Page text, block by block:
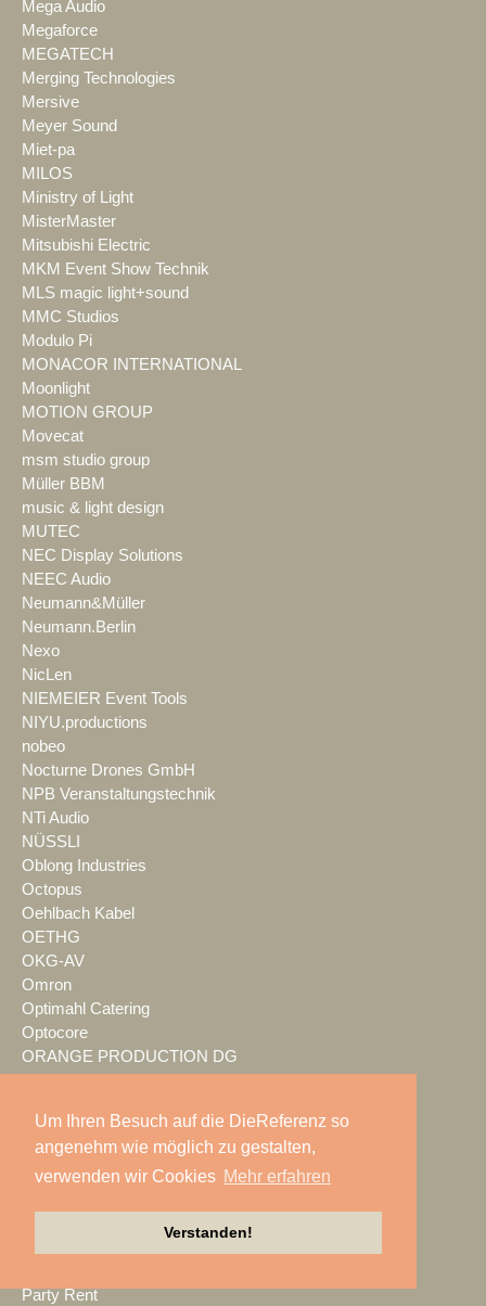
Um Ihren Besuch auf die DieReferenz so
angenehm wie möglich zu gestalten,
verwenden wir Cookies Mehr erfahren
Verstanden!
Mega Audio
Megaforce
MEGATECH
Merging Technologies
Mersive
Meyer Sound
Miet-pa
MILOS
Ministry of Light
MisterMaster
Mitsubishi Electric
MKM Event Show Technik
MLS magic light+sound
MMC Studios
Modulo Pi
MONACOR INTERNATIONAL
Moonlight
MOTION GROUP
Movecat
msm studio group
Müller BBM
music & light design
MUTEC
NEC Display Solutions
NEEC Audio
Neumann&Müller
Neumann.Berlin
Nexo
NicLen
NIEMEIER Event Tools
NIYU.productions
nobeo
Nocturne Drones GmbH
NPB Veranstaltungstechnik
NTi Audio
NÜSSLI
Oblong Industries
Octopus
Oehlbach Kabel
OETHG
OKG-AV
Omron
Optimahl Catering
Optocore
ORANGE PRODUCTION DG
P2 Veranstaltungstechnik
PA-Line
Palmer
Party Rent